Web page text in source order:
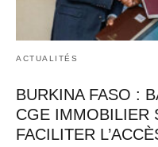
ACTUALITÉS
BURKINA FASO :
CGE IMMOBILIER
FACILITER